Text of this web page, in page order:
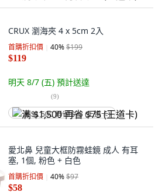
CRUX 瀏海夾 4 x 5cm 2入
首購折扣價 40%$199
$119
明天 8/7 (五) 預計送達
(9)
满 $1,500 再省 $75 (王道卡)
愛北鼻 兒童大框防霧蛙鏡 成人 有耳
塞, 1個, 粉色 + 白色
首購折扣價 40%$97
$58